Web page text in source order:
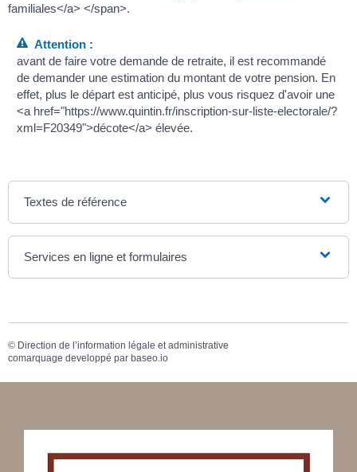
familiales</a> </span>.
Attention :
avant de faire votre demande de retraite, il est recommandé
de demander une estimation du montant de votre pension. En
effet, plus le départ est anticipé, plus vous risquez d'avoir une
<a href="https://www.quintin.fr/inscription-sur-liste-electorale/?
xml=F20349">décote</a> élevée.
Textes de référence
Services en ligne et formulaires
© Direction de l’information légale et administrative
comarquage developpé par baseo.io